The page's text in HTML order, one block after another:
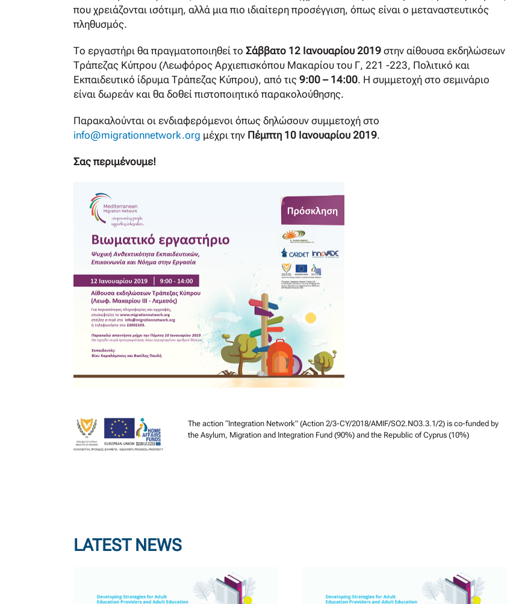
που χρειάζονται ισότιμη, αλλά μια πιο ιδιαίτερη προσέγγιση, όπως είναι ο μεταναστευτικός
πληθυσμός.
Το εργαστήρι θα πραγματοποιηθεί το Σάββατο 12 Ιανουαρίου 2019 στην αίθουσα εκδηλώσεων
Τράπεζας Κύπρου (Λεωφόρος Αρχιεπισκόπου Μακαρίου του Γ, 221 -223, Πολιτικό και
Εκπαιδευτικό ίδρυμα Τράπεζας Κύπρου), από τις 9:00 – 14:00. Η συμμετοχή στο σεμινάριο
είναι δωρεάν και θα δοθεί πιστοποιητικό παρακολούθησης.
Παρακαλούνται οι ενδιαφερόμενοι όπως δηλώσουν συμμετοχή στο
info@migrationnetwork.org μέχρι την Πέμπτη 10 Ιανουαρίου 2019.
Σας περιμένουμε!
The action “Integration Network” (Action 2/3-CY/2018/AMIF/SO2.NO3.3.1/2) is co-funded by
the Asylum, Migration and Integration Fund (90%) and the Republic of Cyprus (10%)
LATEST NEWS